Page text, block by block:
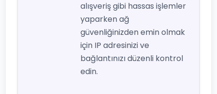
alışveriş gibi hassas işlemler
yaparken ağ
güvenliğinizden emin olmak
için IP adresinizi ve
bağlantınızı düzenli kontrol
edin.